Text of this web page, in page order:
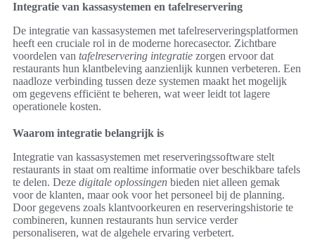
Integratie van kassasystemen en tafelreservering
De integratie van kassasystemen met tafelreserveringsplatformen
heeft een cruciale rol in de moderne horecasector. Zichtbare
voordelen van tafelreservering integratie zorgen ervoor dat
restaurants hun klantbeleving aanzienlijk kunnen verbeteren. Een
naadloze verbinding tussen deze systemen maakt het mogelijk
om gegevens efficiënt te beheren, wat weer leidt tot lagere
operationele kosten.
Waarom integratie belangrijk is
Integratie van kassasystemen met reserveringssoftware stelt
restaurants in staat om realtime informatie over beschikbare tafels
te delen. Deze digitale oplossingen bieden niet alleen gemak
voor de klanten, maar ook voor het personeel bij de planning.
Door gegevens zoals klantvoorkeuren en reserveringshistorie te
combineren, kunnen restaurants hun service verder
personaliseren, wat de algehele ervaring verbetert.